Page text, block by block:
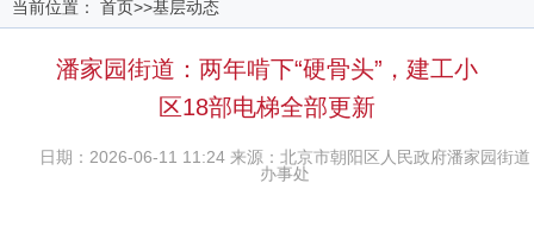
当前位置： 首页>>基层动态
潘家园街道：两年啃下“硬骨头”，建工小
区18部电梯全部更新
日期：2026-06-11 11:24 来源：北京市朝阳区人民政府潘家园街道
办事处